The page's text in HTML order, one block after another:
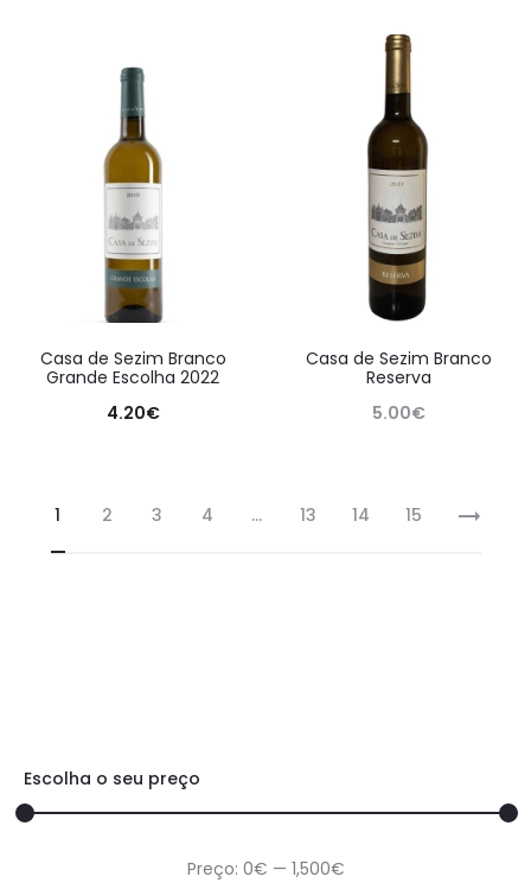
Casa de Sezim Branco
Grande Escolha 2022
4.20€
Casa de Sezim Branco
Reserva
5.00€
1 2 3 4 … 13 14 15
Escolha o seu preço
Preço: 0€ — 1,500€